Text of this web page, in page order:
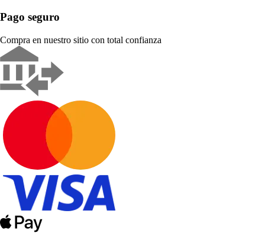
Pago seguro
Compra en nuestro sitio con total confianza